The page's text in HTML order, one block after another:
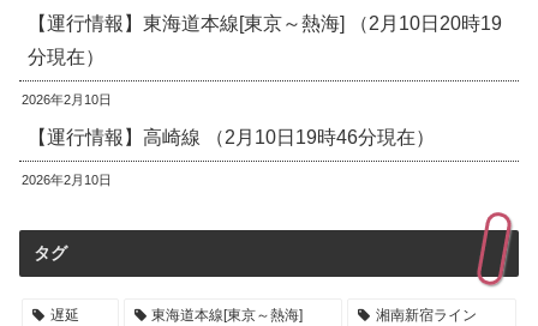
【運行情報】東海道本線[東京～熱海] （2月10日20時19
分現在）
2026年2月10日
【運行情報】高崎線 （2月10日19時46分現在）
2026年2月10日
タグ
遅延 東海道本線[東京～熱海] 湘南新宿ライン